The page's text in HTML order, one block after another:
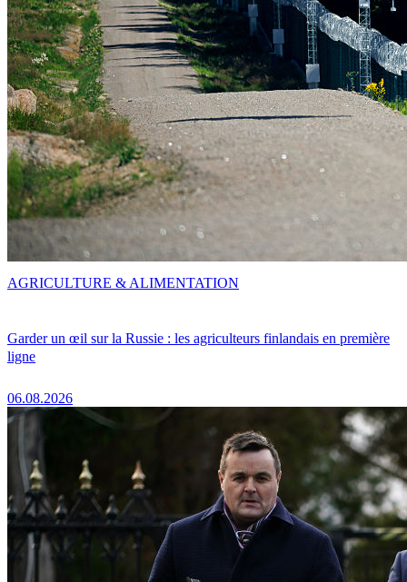
Garder un œil sur la Russie : les agriculteurs finlandais en première
ligne
06.08.2026
AGRICULTURE & ALIMENTATION